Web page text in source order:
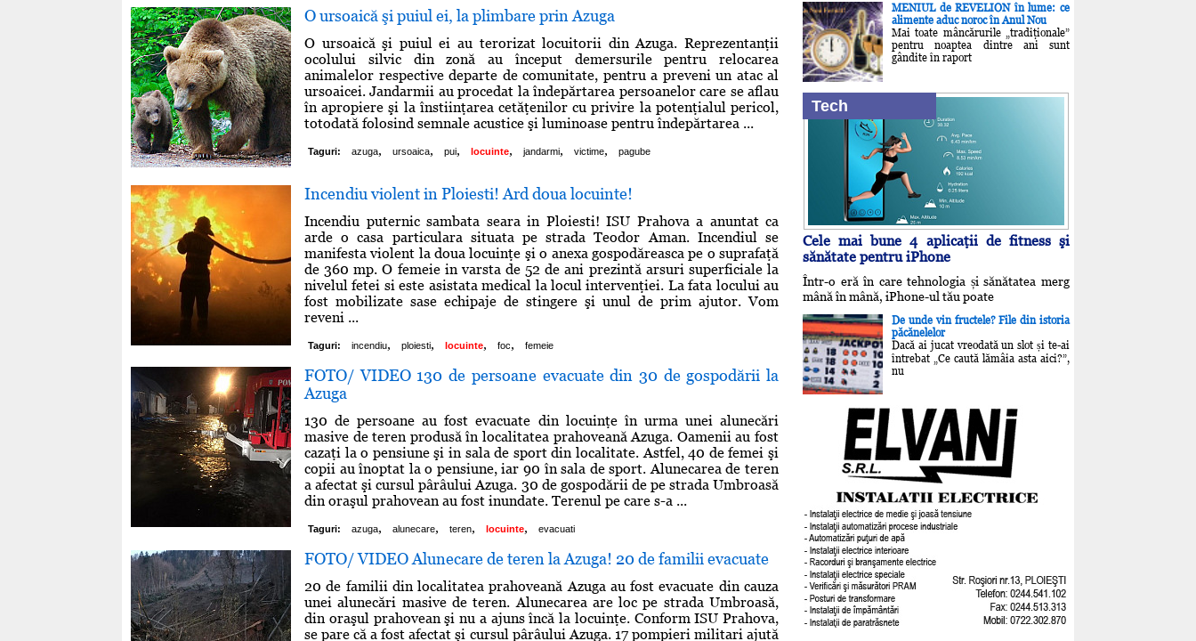
O ursoaică şi puiul ei, la plimbare prin Azuga
O ursoaică şi puiul ei au terorizat locuitorii din Azuga. Reprezentanţii
ocolului silvic din zonă au început demersurile pentru relocarea
animalelor respective departe de comunitate, pentru a preveni un atac al
ursoaicei. Jandarmii au procedat la îndepărtarea persoanelor care se aflau
în apropiere şi la înstiinţarea cetăţenilor cu privire la potenţialul pericol,
totodată folosind semnale acustice şi luminoase pentru îndepărtarea ...
Taguri: azuga, ursoaica, pui, locuinte, jandarmi, victime, pagube
Incendiu violent in Ploiesti! Ard doua locuinte!
Incendiu puternic sambata seara in Ploiesti! ISU Prahova a anuntat ca
arde o casa particulara situata pe strada Teodor Aman. Incendiul se
manifesta violent la doua locuinţe şi o anexa gospodăreasca pe o suprafaţă
de 360 mp. O femeie in varsta de 52 de ani prezintă arsuri superficiale la
nivelul fetei si este asistata medical la locul intervenţiei. La fata locului au
fost mobilizate sase echipaje de stingere şi unul de prim ajutor. Vom
reveni ...
Taguri: incendiu, ploiesti, locuinte, foc, femeie
FOTO/ VIDEO 130 de persoane evacuate din 30 de gospodării la
Azuga
130 de persoane au fost evacuate din locuinţe în urma unei alunecări
masive de teren produsă în localitatea prahoveană Azuga. Oamenii au fost
cazaţi la o pensiune şi in sala de sport din localitate. Astfel, 40 de femei şi
copii au înoptat la o pensiune, iar 90 în sala de sport. Alunecarea de teren
a afectat şi cursul pârâului Azuga. 30 de gospodării de pe strada Umbroasă
din oraşul prahovean au fost inundate. Terenul pe care s-a ...
Taguri: azuga, alunecare, teren, locuinte, evacuati
FOTO/ VIDEO Alunecare de teren la Azuga! 20 de familii evacuate
20 de familii din localitatea prahoveană Azuga au fost evacuate din cauza
unei alunecări masive de teren. Alunecarea are loc pe strada Umbroasă,
din oraşul prahovean şi nu a ajuns încă la locuinţe. Conform ISU Prahova,
se pare că a fost afectat şi cursul pârâului Azuga. 17 pompieri militari ajută
MENIUL de REVELION în lume: ce
alimente aduc noroc în Anul Nou
Mai toate mâncărurile „tradiţionale”
pentru noaptea dintre ani sunt
gândite în raport
Tech
Cele mai bune 4 aplicaţii de fitness şi
sănătate pentru iPhone
Într-o eră în care tehnologia și sănătatea merg
mână în mână, iPhone-ul tău poate
De unde vin fructele? File din istoria
păcănelelor
Dacă ai jucat vreodată un slot și te-ai
întrebat „Ce caută lămâia asta aici?”,
nu